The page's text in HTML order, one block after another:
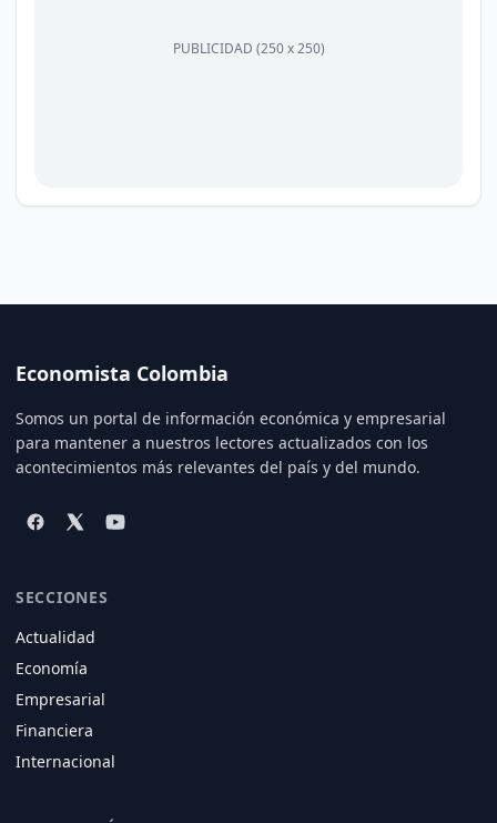
PUBLICIDAD (250 x 250)
Economista Colombia
Somos un portal de información económica y empresarial
para mantener a nuestros lectores actualizados con los
acontecimientos más relevantes del país y del mundo.
SECCIONES
Actualidad
Economía
Empresarial
Financiera
Internacional